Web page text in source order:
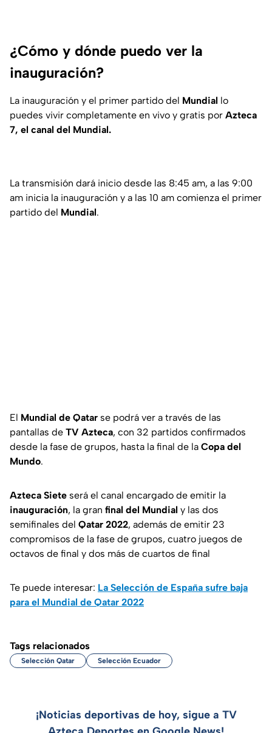
¿Cómo y dónde puedo ver la
inauguración?
La inauguración y el primer partido del Mundial lo
puedes vivir completamente en vivo y gratis por Azteca
7, el canal del Mundial.
La transmisión dará inicio desde las 8:45 am, a las 9:00
am inicia la inauguración y a las 10 am comienza el primer
partido del Mundial.
El Mundial de Qatar se podrá ver a través de las
pantallas de TV Azteca, con 32 partidos confirmados
desde la fase de grupos, hasta la final de la Copa del
Mundo.
Azteca Siete será el canal encargado de emitir la
inauguración, la gran final del Mundial y las dos
semifinales del Qatar 2022, además de emitir 23
compromisos de la fase de grupos, cuatro juegos de
octavos de final y dos más de cuartos de final
Te puede interesar: La Selección de España sufre baja
para el Mundial de Qatar 2022
Tags relacionados
Selección Qatar Selección Ecuador
¡Noticias deportivas de hoy, sigue a TV